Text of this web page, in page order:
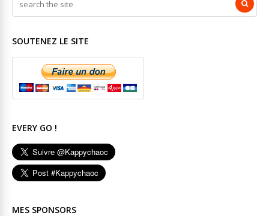
SOUTENEZ LE SITE
EVERY GO !
MES SPONSORS